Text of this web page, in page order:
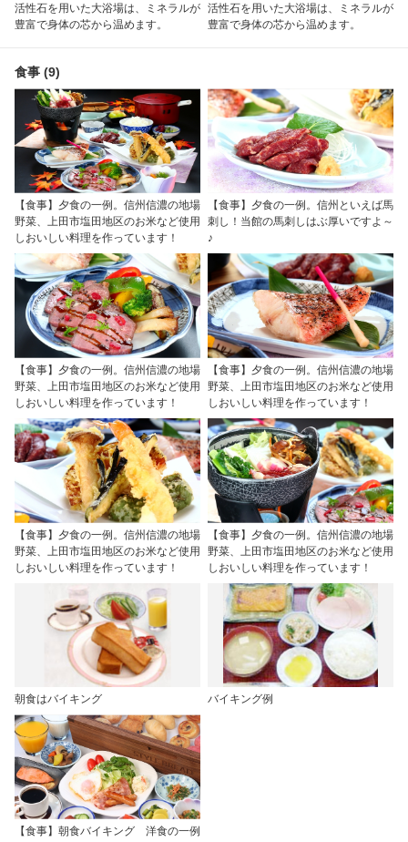
活性石を用いた大浴場は、ミネラルが
豊富で身体の芯から温めます。
活性石を用いた大浴場は、ミネラルが
豊富で身体の芯から温めます。
食事 (9)
【食事】夕食の一例。信州信濃の地場
野菜、上田市塩田地区のお米など使用
しおいしい料理を作っています！
【食事】夕食の一例。信州といえば馬
刺し！当館の馬刺しはぶ厚いですよ～
♪
【食事】夕食の一例。信州信濃の地場
野菜、上田市塩田地区のお米など使用
しおいしい料理を作っています！
【食事】夕食の一例。信州信濃の地場
野菜、上田市塩田地区のお米など使用
しおいしい料理を作っています！
【食事】夕食の一例。信州信濃の地場
野菜、上田市塩田地区のお米など使用
しおいしい料理を作っています！
【食事】夕食の一例。信州信濃の地場
野菜、上田市塩田地区のお米など使用
しおいしい料理を作っています！
朝食はバイキング バイキング例
【食事】朝食バイキング 洋食の一例